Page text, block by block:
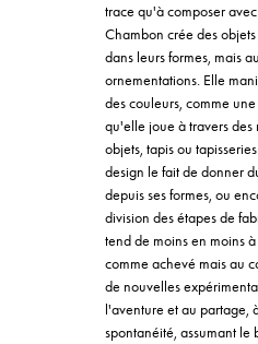
trace qu'à composer
Chambon crée des
dans leurs formes, mais
ornementations. Elle
des couleurs, comme
qu'elle joue à travers des
objets, tapis ou
design le fait de donner
depuis ses formes, ou
division des étapes de
tend de moins en moins
comme achevé mais au
de nouvelles
l'aventure et au partage,
spontanéité, assumant le